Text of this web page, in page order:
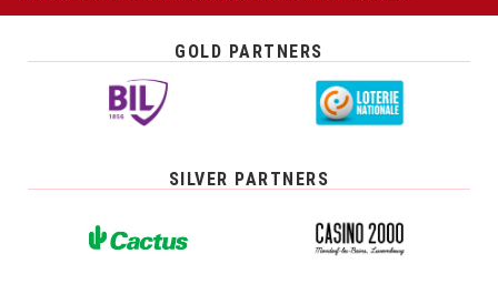
GOLD PARTNERS
SILVER PARTNERS